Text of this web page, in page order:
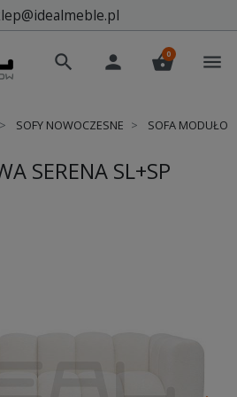
search person shopping_basket
0 menu
SOFY NOWOCZESNE SOFA
SERENA SL+SP